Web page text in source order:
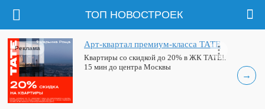
ТОП НОВОСТРОЕК
→
Арт-квартал премиум-класса ТАТЕ
Квартиры со скидкой до 20% в ЖК ТАТЕ!.
15 мин до центра Москвы
Реклама